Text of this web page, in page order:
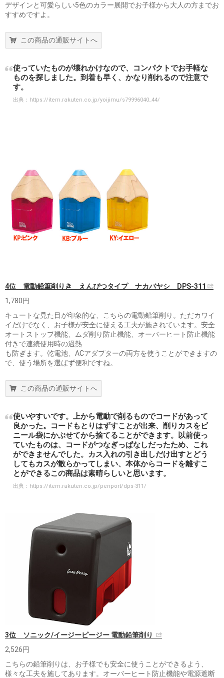
デザインと可愛らしい5色のカラー展開でお子様から大人の方までお
すすめですよ。
この商品の通販サイトへ
使っていたものが壊れかけなので、コンパクトでお手軽な
ものを探しました。到着も早く、かなり削れるので注意で
す。
出典： https://item.rakuten.co.jp/yoijimu/s79996040_44/
4位 電動鉛筆削りき えんぴつタイプ ナカバヤシ DPS-311
1,780円
キュートな見た目が印象的な、こちらの電動鉛筆削り。ただカワイ
イだけでなく、お子様が安全に使える工夫が施されています。安全
オートストップ機能、ムダ削り防止機能、オーバーヒート防止機能
付きで連続使用時の過熱
も防ぎます。乾電池、ACアダプターの両方を使うことができますの
で、使う場所を選ばず便利ですね。
この商品の通販サイトへ
使いやすいです。上から電動で削るものでコードがあって
良かった。コードもとりはずすことが出来、削りカスをビ
ニール袋にかぶせてから捨てることができます。以前使っ
ていたものは、コードがつなぎっぱなしだったため、これ
ができませんでした。カス入れの引き出しだけ出すとどう
してもカスが散らかってしまい、本体からコードを離すこ
とができるこの商品は素晴らしいと思います。
出典： https://item.rakuten.co.jp/penport/dps-311/
3位 ソニック/イージーピージー 電動鉛筆削り
2,526円
こちらの鉛筆削りは、お子様でも安全に使うことができるよう、
様々な工夫を施してあります。オーバーヒート防止機能や電源遮断